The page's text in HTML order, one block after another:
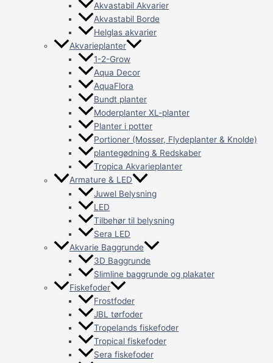
Akvastabil Akvarier
Akvastabil Borde
Helglas akvarier
Akvarieplanter
1-2-Grow
Aqua Decor
AquaFlora
Bundt planter
Moderplanter XL-planter
Planter i potter
Portioner (Mosser, Flydeplanter & Knolde)
plantegødning & Redskaber
Tropica Akvarieplanter
Armature & LED
Juwel Belysning
LED
Tilbehør til belysning
Sera LED
Akvarie Baggrunde
3D Baggrunde
Slimline baggrunde og plakater
Fiskefoder
Frostfoder
JBL tørfoder
Tropelands fiskefoder
Tropical fiskefoder
Sera fiskefoder